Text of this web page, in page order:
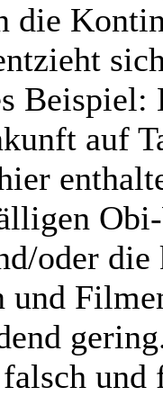
die
Beispiel:
auf
oder
und
und